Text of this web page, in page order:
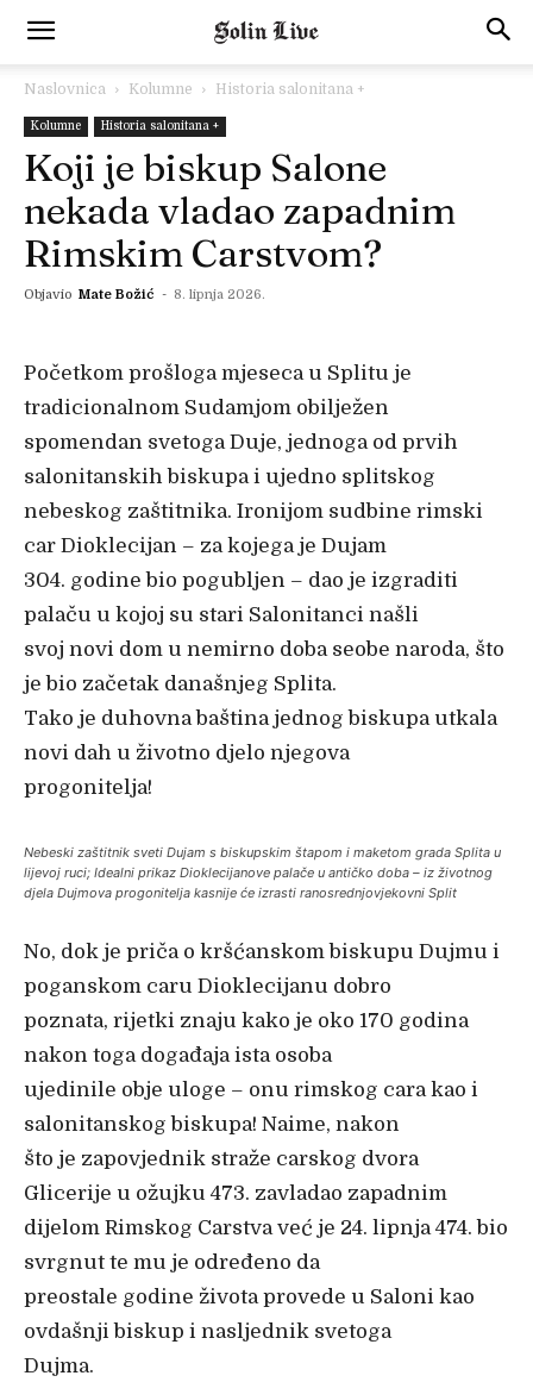
Naslovnica Kolumne Historia salonitana +
Kolumne Historia salonitana +
Koji je biskup Salone
nekada vladao zapadnim
Rimskim Carstvom?
Objavio Mate Božić - 8. lipnja 2026.
Početkom prošloga mjeseca u Splitu je
tradicionalnom Sudamjom obilježen
spomendan svetoga Duje, jednoga od prvih
salonitanskih biskupa i ujedno splitskog
nebeskog zaštitnika. Ironijom sudbine rimski
car Dioklecijan – za kojega je Dujam
304. godine bio pogubljen – dao je izgraditi
palaču u kojoj su stari Salonitanci našli
svoj novi dom u nemirno doba seobe naroda, što
je bio začetak današnjeg Splita.
Tako je duhovna baština jednog biskupa utkala
novi dah u životno djelo njegova
progonitelja!
Nebeski zaštitnik sveti Dujam s biskupskim štapom i maketom grada Splita u
lijevoj ruci; Idealni prikaz Dioklecijanove palače u antičko doba – iz životnog
djela Dujmova progonitelja kasnije će izrasti ranosrednjovjekovni Split
No, dok je priča o kršćanskom biskupu Dujmu i
poganskom caru Dioklecijanu dobro
poznata, rijetki znaju kako je oko 170 godina
nakon toga događaja ista osoba
ujedinile obje uloge – onu rimskog cara kao i
salonitanskog biskupa! Naime, nakon
što je zapovjednik straže carskog dvora
Glicerije u ožujku 473. zavladao zapadnim
dijelom Rimskog Carstva već je 24. lipnja 474. bio
svrgnut te mu je određeno da
preostale godine života provede u Saloni kao
ovdašnji biskup i nasljednik svetoga
Dujma.